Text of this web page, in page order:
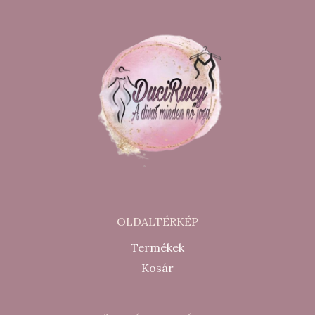
OLDALTÉRKÉP
Termékek
Kosár